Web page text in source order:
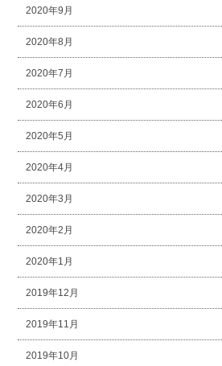
2020年9月
2020年8月
2020年7月
2020年6月
2020年5月
2020年4月
2020年3月
2020年2月
2020年1月
2019年12月
2019年11月
2019年10月